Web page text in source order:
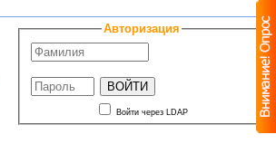
A A A A
Авторизация
Войти через LDAP